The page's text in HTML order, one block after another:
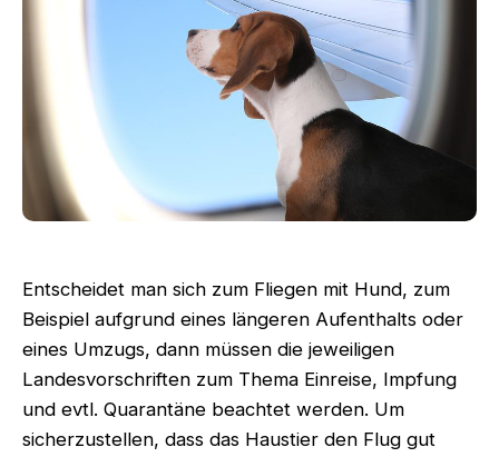
Entscheidet man sich zum Fliegen mit Hund, zum
Beispiel aufgrund eines längeren Aufenthalts oder
eines Umzugs, dann müssen die jeweiligen
Landesvorschriften zum Thema Einreise, Impfung
und evtl. Quarantäne beachtet werden. Um
sicherzustellen, dass das Haustier den Flug gut